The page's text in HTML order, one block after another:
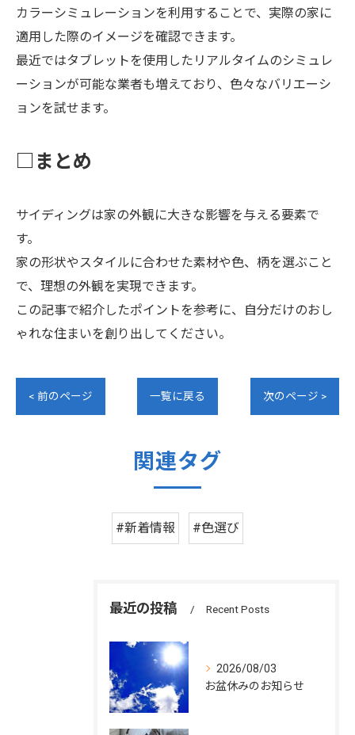
カラーシミュレーションを利用することで、実際の家に
適用した際のイメージを確認できます。
最近ではタブレットを使用したリアルタイムのシミュレ
ーションが可能な業者も増えており、色々なバリエーシ
ョンを試せます。
□まとめ
サイディングは家の外観に大きな影響を与える要素で
す。
家の形状やスタイルに合わせた素材や色、柄を選ぶこと
で、理想の外観を実現できます。
この記事で紹介したポイントを参考に、自分だけのおし
ゃれな住まいを創り出してください。
< 前のページ 一覧に戻る 次のページ >
関連タグ
#新着情報 #色選び
最近の投稿 Recent Posts
2026/08/03
お盆休みのお知らせ